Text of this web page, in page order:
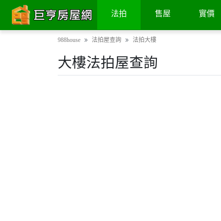
法拍 售屋 實價
988house 法拍屋查詢 法拍大樓
大樓法拍屋查詢